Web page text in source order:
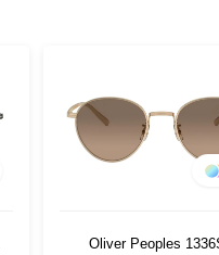
Oliver Peoples